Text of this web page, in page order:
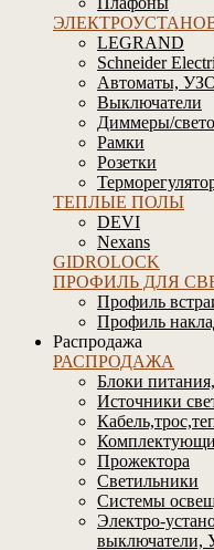
LEGRAND
Schneider
Автоматы,
Выключатели
Диммеры/
Рамки
Розетки
ТЕПЛЫЕ ПОЛЫ
DEVI
Nexans
GIDROLOCK
ПРОФИЛЬ ДЛЯ
Профиль
Профиль
Распродажа
РАСПРОДАЖА
Блоки
Источники
Прожектора
Светильники
Системы
Электро-
выключатели,